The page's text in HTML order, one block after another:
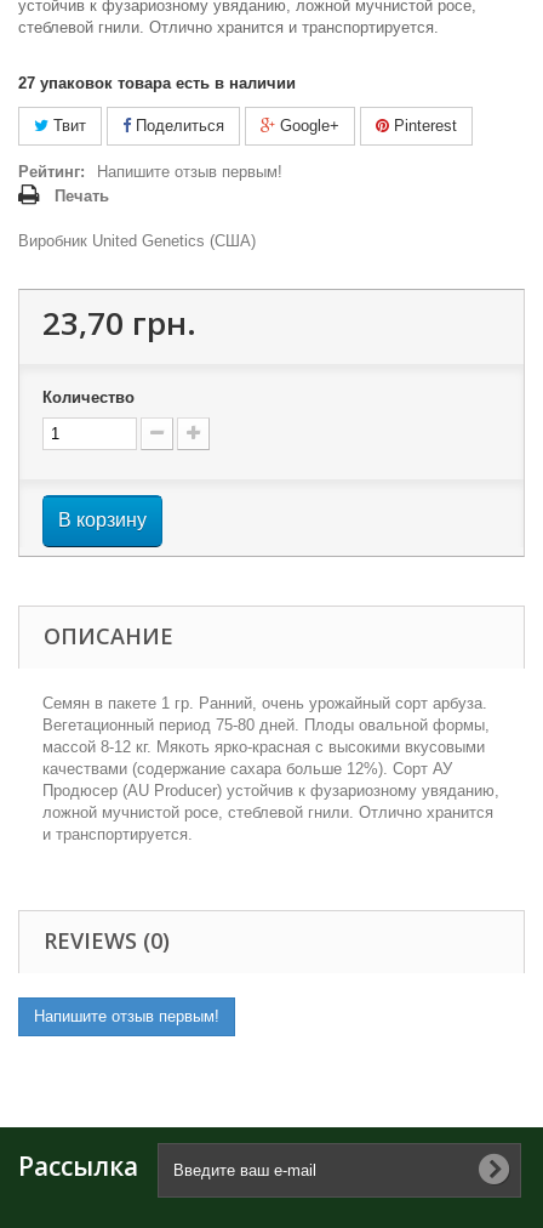
устойчив к фузариозному увяданию, ложной мучнистой росе,
стеблевой гнили. Отлично хранится и транспортируется.
27 упаковок товара есть в наличии
Твит Поделиться Google+ Pinterest
Рейтинг:
Напишите отзыв первым!
Печать
Виробник United Genetics (США)
23,70 грн.
Количество
В корзину
ОПИСАНИЕ
Семян в пакете 1 гр. Ранний, очень урожайный сорт арбуза.
Вегетационный период 75-80 дней. Плоды овальной формы,
массой 8-12 кг. Мякоть ярко-красная с высокими вкусовыми
качествами (содержание сахара больше 12%). Сорт АУ
Продюсер (AU Producer) устойчив к фузариозному увяданию,
ложной мучнистой росе, стеблевой гнили. Отлично хранится
и транспортируется.
REVIEWS (0)
Напишите отзыв первым!
Рассылка